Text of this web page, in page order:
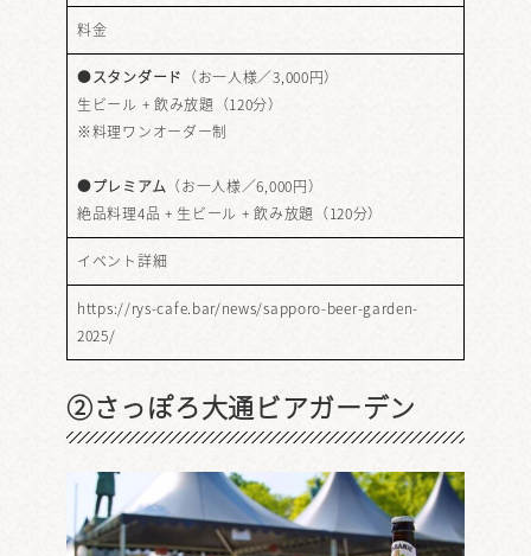
料金
●スタンダード （お一人様／3,000円）
生ビール + 飲み放題（120分）
※料理ワンオーダー制
●プレミアム （お一人様／6,000円）
絶品料理4品 + 生ビール + 飲み放題（120分）
イベント詳細
https://rys-cafe.bar/news/sapporo-beer-garden-
2025/
②さっぽろ大通ビアガーデン